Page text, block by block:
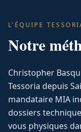
L'ÉQUIPE
Notre
Christopher
Tessoria depuis
mandataire MIA
dossiers
vous physiques